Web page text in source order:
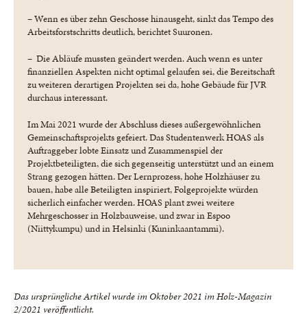
– Wenn es über zehn Geschosse hinausgeht, sinkt das Tempo des
Arbeitsforstschritts deutlich, berichtet Suuronen.
– Die Abläufe mussten geändert werden. Auch wenn es unter
finanziellen Aspekten nicht optimal gelaufen sei, die Bereitschaft
zu weiteren derartigen Projekten sei da, hohe Gebäude für JVR
durchaus interessant.
Im Mai 2021 wurde der Abschluss dieses außergewöhnlichen
Gemeinschaftsprojekts gefeiert. Das Studentenwerk HOAS als
Auftraggeber lobte Einsatz und Zusammenspiel der
Projektbeteiligten, die sich gegenseitig unterstützt und an einem
Strang gezogen hätten. Der Lernprozess, hohe Holzhäuser zu
bauen, habe alle Beteiligten inspiriert, Folgeprojekte würden
sicherlich einfacher werden. HOAS plant zwei weitere
Mehrgeschosser in Holzbauweise, und zwar in Espoo
(Niittykumpu) und in Helsinki (Kuninkaantammi).
Das ursprüngliche Artikel wurde im Oktober 2021 im Holz-Magazin
2/2021 veröffentlicht.